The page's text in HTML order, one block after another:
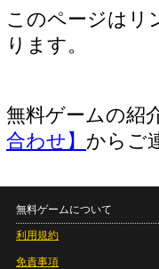
このページはリ
ります。
無料ゲームの紹
合わせ】 からご
無料ゲームについて
利用規約
免責事項